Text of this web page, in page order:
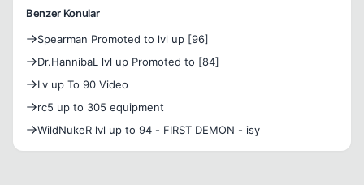
Benzer Konular
Spearman Promoted to lvl up [96]
Dr.HannibaL lvl up Promoted to [84]
Lv up To 90 Video
rc5 up to 305 equipment
WildNukeR lvl up to 94 - FIRST DEMON - isy